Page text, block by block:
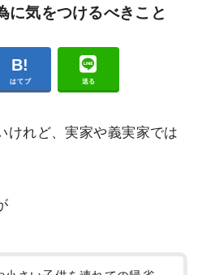
に気をつけるべきこと
はてブ 送る
けれど、実家や義実家では